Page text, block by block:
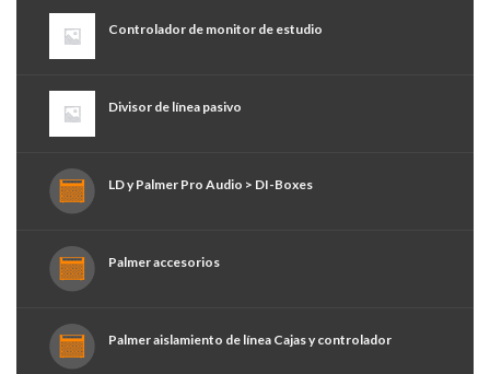
Controlador de monitor de estudio
Divisor de línea pasivo
LD y Palmer Pro Audio > DI-Boxes
Palmer accesorios
Palmer aislamiento de línea Cajas y controlador